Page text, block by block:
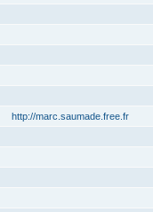
http://marc.saumade.free.fr